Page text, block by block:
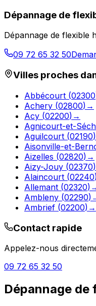
Dépannage de
Dépannage de flexible
09 72 65 32 50
Villes proches
Abbécourt (02300
Achery (02800) →
Acy (02200) →
Agnicourt-et-
Aguilcourt (02190)
Aisonville-et-
Aizelles (02820) →
Aizy-Jouy (02370)
Alaincourt (02240
Allemant (02320)
Ambleny (02290)
Ambrief (02200) →
Contact rapide
Appelez-nous
09 72 65 32 50
Dépannage de